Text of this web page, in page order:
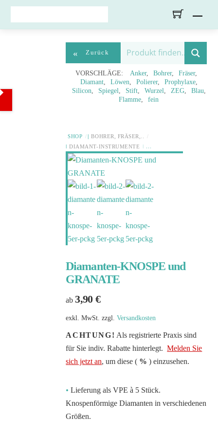
Skip
« Zurück
VORSCHLÄGE: Anker Bohrer
Fräser
Diamant
Löwen Polierer
Prophylaxe
Silicon
Spiegel Stift Wurzel ZEG
Blau
Flamme
fein
SHOP
BOHRER, FRÄSER,..
DIAMANT-INSTRUMENTE
Diamanten-KNOSPE und
GRANATE
ab3,90 €
exkl. MwSt. zzgl.Versandkosten
ACHTUNG! Als registrierte Praxis sind
für Sie indiv. Rabatte hinterlegt.Melden Sie
sich jetzt an, um diese ( % ) einzusehen.
• Lieferung als VPE à 5 Stück.
Knospenförmige Diamanten in verschiedenen
Größen.